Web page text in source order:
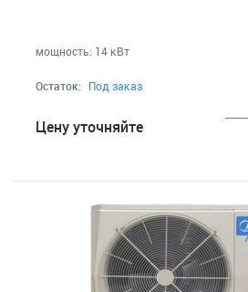
мощность: 14 кВт
Остаток: Под заказ
Цену уточняйте